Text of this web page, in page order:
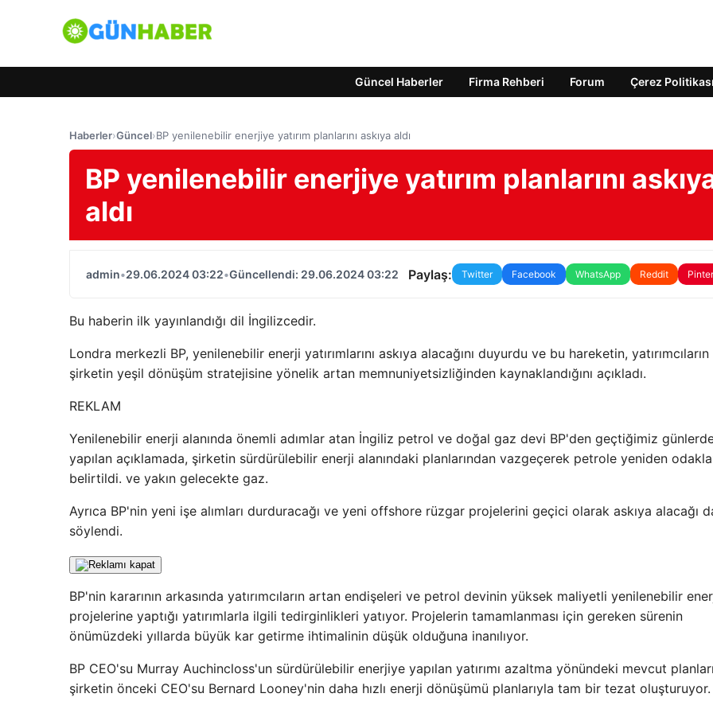
Güncel Haberler Firma Rehberi Forum Çerez Politikası
Haberler›Güncel›BP yenilenebilir enerjiye yatırım planlarını askıya aldı
BP yenilenebilir enerjiye yatırım planlarını
aldı
admin•29.06.2024 03:22•Güncellendi: 29.06.2024 03:22 Paylaş: Twitter Facebook WhatsApp Reddit
Bu haberin ilk yayınlandığı dil İngilizcedir.
Londra merkezli BP, yenilenebilir enerji yatırımlarını askıya alacağını duyurdu ve bu hareketin, yatırımcıların
şirketin yeşil dönüşüm stratejisine yönelik artan memnuniyetsizliğinden kaynaklandığını açıkladı.
REKLAM
Yenilenebilir enerji alanında önemli adımlar atan İngiliz petrol ve doğal gaz devi BP'den geçtiğimiz
yapılan açıklamada, şirketin sürdürülebilir enerji alanındaki planlarından vazgeçerek petrole yeniden
belirtildi. ve yakın gelecekte gaz.
Ayrıca BP'nin yeni işe alımları durduracağı ve yeni offshore rüzgar projelerini geçici olarak askıya alacağı
söylendi.
BP'nin kararının arkasında yatırımcıların artan endişeleri ve petrol devinin yüksek maliyetli yenilenebilir
projelerine yaptığı yatırımlarla ilgili tedirginlikleri yatıyor. Projelerin tamamlanması için gereken sürenin
önümüzdeki yıllarda büyük kar getirme ihtimalinin düşük olduğuna inanılıyor.
BP CEO'su Murray Auchincloss'un sürdürülebilir enerjiye yapılan yatırımı azaltma yönündeki mevcut
şirketin önceki CEO'su Bernard Looney'nin daha hızlı enerji dönüşümü planlarıyla tam bir tezat oluşturuyor.